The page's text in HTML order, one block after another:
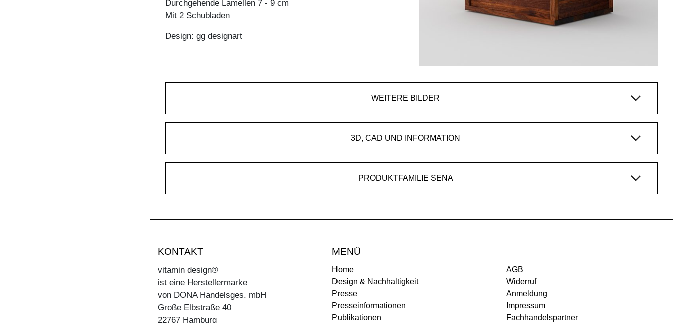
Durchgehende Lamellen 7 - 9 cm
Mit 2 Schubladen
Design: gg designart
WEITERE BILDER
3D, CAD UND INFORMATION
PRODUKTFAMILIE SENA
KONTAKT
vitamin design®
ist eine Herstellermarke
von DONA Handelsges. mbH
Große Elbstraße 40
22767 Hamburg
MENÜ
Home
Design & Nachhaltigkeit
Presse
Presseinformationen
Publikationen
AGB
Widerruf
Anmeldung
Impressum
Fachhandelspartner